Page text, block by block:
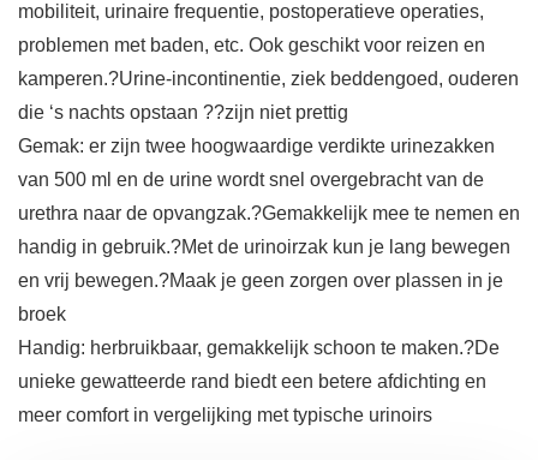
mobiliteit, urinaire frequentie, postoperatieve operaties,
problemen met baden, etc. Ook geschikt voor reizen en
kamperen.?Urine-incontinentie, ziek beddengoed, ouderen
die ‘s nachts opstaan ??zijn niet prettig
Gemak: er zijn twee hoogwaardige verdikte urinezakken
van 500 ml en de urine wordt snel overgebracht van de
urethra naar de opvangzak.?Gemakkelijk mee te nemen en
handig in gebruik.?Met de urinoirzak kun je lang bewegen
en vrij bewegen.?Maak je geen zorgen over plassen in je
broek
Handig: herbruikbaar, gemakkelijk schoon te maken.?De
unieke gewatteerde rand biedt een betere afdichting en
meer comfort in vergelijking met typische urinoirs